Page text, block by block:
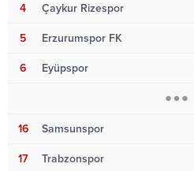
4 Çaykur Rizespor
5 Erzurumspor FK
6 Eyüpspor
16 Samsunspor
17 Trabzonspor